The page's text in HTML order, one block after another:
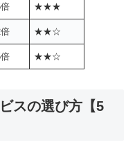
★★★
★★☆
★★☆
スの選び方【5